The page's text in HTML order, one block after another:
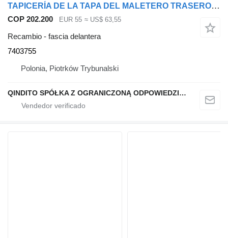
TAPICERÍA DE LA TAPA DEL MALETERO TRASERO 7403755 fascia delantera para BMW X3 G01 coche
COP 202.200 EUR 55 ≈ US$ 63,55
Recambio - fascia delantera
7403755
Polonia, Piotrków Trybunalski
QINDITO SPÓŁKA Z OGRANICZONĄ ODPOWIEDZIALNOŚCIĄ